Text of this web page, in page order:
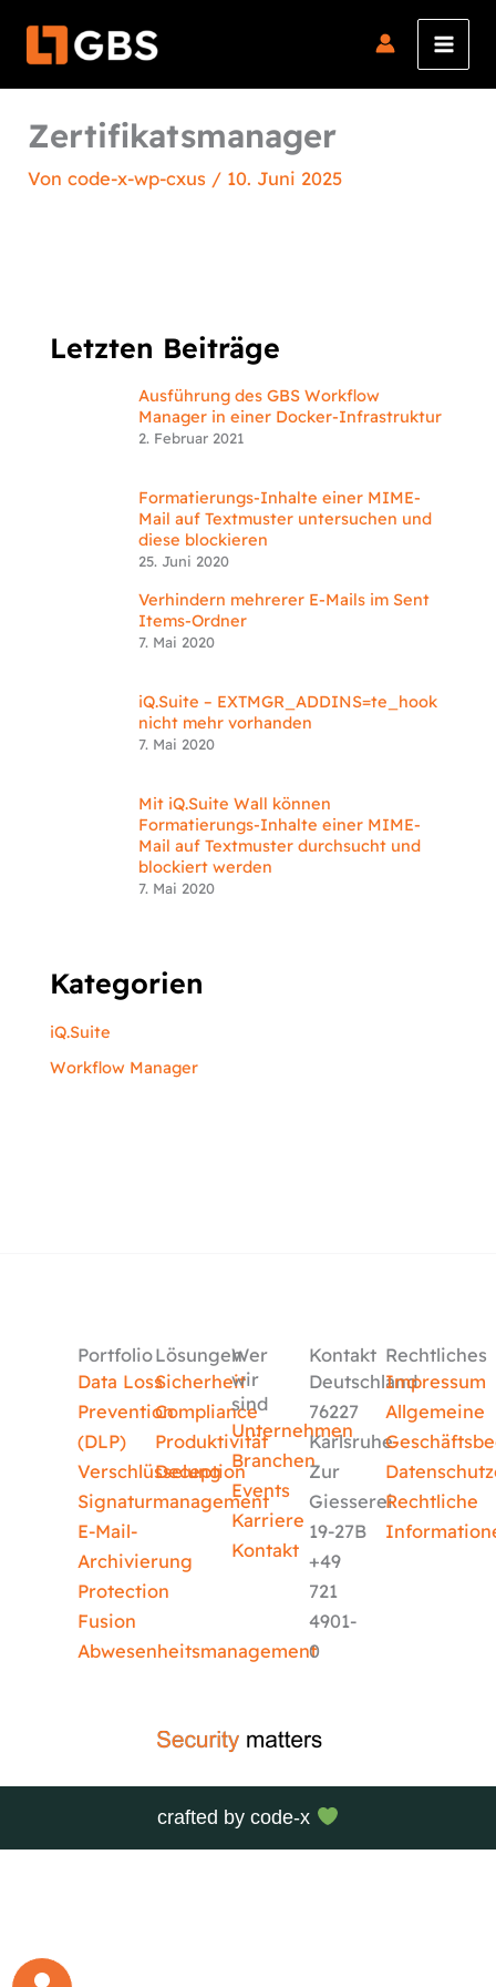
Inhalt
Zertifikatsmanager
Voncode-x-wp-cxus / 10. Juni 2025
Letzten Beiträge
Ausführung des GBS Workflow
Manager in einer Docker-Infrastruktur
2. Februar 2021
Formatierungs-Inhalte einer MIME-
Mail auf Textmuster untersuchen und
diese blockieren
25. Juni 2020
Verhindern mehrerer E-Mails im Sent
Items-Ordner
7. Mai 2020
iQ.Suite – EXTMGR_ADDINS=te_hook
nicht mehr vorhanden
7. Mai 2020
Mit iQ.Suite Wall können
Formatierungs-Inhalte einer MIME-
Mail auf Textmuster durchsucht und
blockiert werden
7. Mai 2020
Kategorien
iQ.Suite
Workflow Manager
Portfolio
Data Loss
Prevention
(DLP)
Verschlüsselung
Signaturmanagement
E-Mail-
Archivierung
Protection
Fusion
Abwesenheitsmanagement
Lösungen
Sicherheit
Compliance
Produktivität
Deception
Wer
wir
sind
Unternehmen
Branchen
Events
Karriere
Kontakt
Kontakt
Deutschland
76227
Karlsruhe
Zur
Giesserei
19-27B
+49
721
4901-
0
Rechtliches
Impressum
Allgemeine
Rechtliche
crafted bycode-x